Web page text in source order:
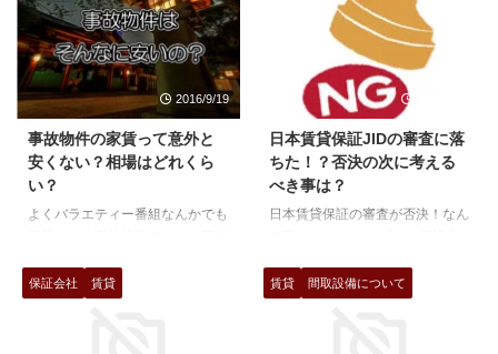
2016/9/19
事故物件の家賃って意外と
安くない？相場はどれくら
い？
よくバラエティー番組なんかでも
まー正直入るのも嫌ですが、そこ
は仕事。霊感なんて全くないです
日本賃貸保証JIDの審査に落
ちた！？否決の次に考える
べき事は？
日本賃貸保証の審査が否決！なん
保証会社の審査の形態は３種類
信販系保証会社 [insert
保証会社 賃貸 賃貸 間取設備について